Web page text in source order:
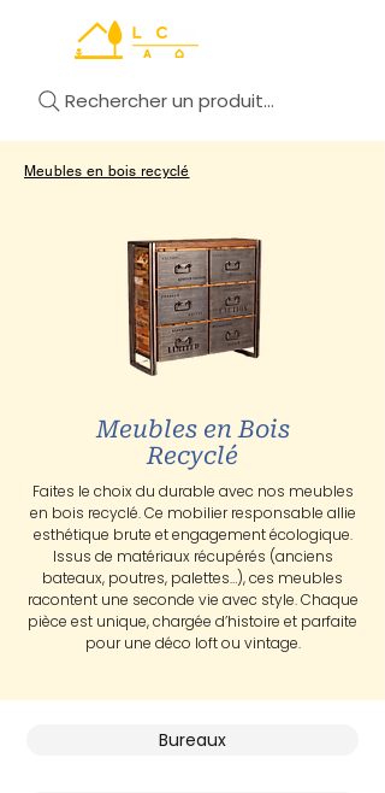
Rechercher un produit...
Meubles en bois recyclé
Meubles en Bois
Recyclé
Faites le choix du durable avec nos meubles
en bois recyclé. Ce mobilier responsable allie
esthétique brute et engagement écologique.
Issus de matériaux récupérés (anciens
bateaux, poutres, palettes…), ces meubles
racontent une seconde vie avec style. Chaque
pièce est unique, chargée d’histoire et parfaite
pour une déco loft ou vintage.
Bureaux